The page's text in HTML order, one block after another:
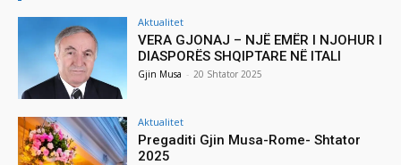
Aktualitet
VERA GJONAJ – NJË EMËR I NJOHUR I
DIASPORËS SHQIPTARE NË ITALI
Gjin Musa - 20 Shtator 2025
Aktualitet
Pregaditi Gjin Musa-Rome- Shtator
2025